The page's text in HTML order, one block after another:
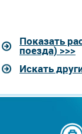
Показать
поезда) >>>
Искать